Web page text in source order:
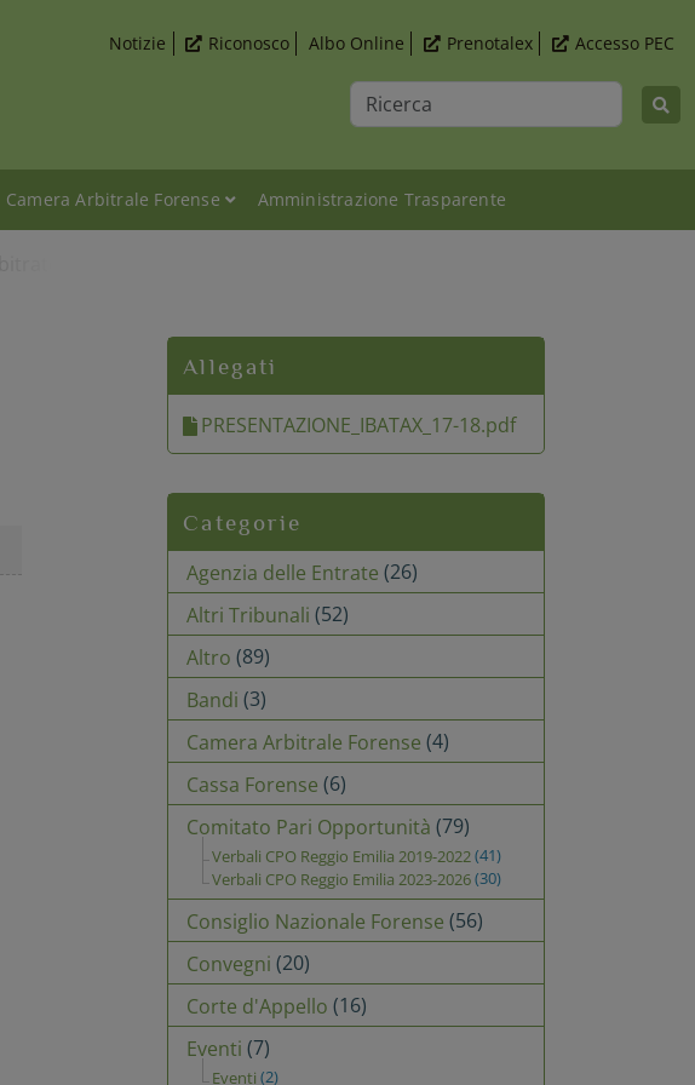
Ricerca
Notizie Riconosco Albo Online Prenotalex Accesso PEC
Camera Arbitrale Forense Amministrazione Trasparente
Allegati
PRESENTAZIONE_IBATAX_17-18.pdf
Categorie
Agenzia delle Entrate (26)
Altri Tribunali (52)
Altro (89)
Bandi (3)
Camera Arbitrale Forense (4)
Cassa Forense (6)
Comitato Pari Opportunità (79)
Verbali CPO Reggio Emilia 2019-2022(41)
Verbali CPO Reggio Emilia 2023-2026(30)
Consiglio Nazionale Forense (56)
Convegni (20)
Corte d'Appello (16)
Eventi (7)
Eventi (2)